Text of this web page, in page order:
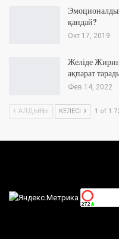
қандай?
Окт 17, 2019
Желіде
ақпарат
Фев 14, 2022
АЛДЫҢҒЫ КЕЛЕСІ 1 of 1